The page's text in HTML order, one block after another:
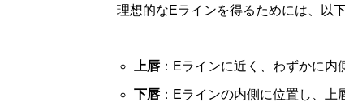
理想的なEラインを得るためには、以
上唇：Eラインに近く、わずかに内
下唇：Eラインの内側に位置し、上